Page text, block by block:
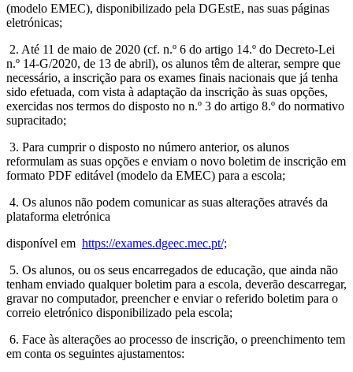
(modelo EMEC), disponibilizado pela DGEstE, nas suas páginas
eletrónicas;
2. Até 11 de maio de 2020 (cf. n.º 6 do artigo 14.º do Decreto-Lei
n.º 14-G/2020, de 13 de abril), os alunos têm de alterar, sempre que
necessário, a inscrição para os exames finais nacionais que já tenha
sido efetuada, com vista à adaptação da inscrição às suas opções,
exercidas nos termos do disposto no n.º 3 do artigo 8.º do normativo
supracitado;
3. Para cumprir o disposto no número anterior, os alunos
reformulam as suas opções e enviam o novo boletim de inscrição em
formato PDF editável (modelo da EMEC) para a escola;
4. Os alunos não podem comunicar as suas alterações através da
plataforma eletrónica
disponível em https://exames.dgeec.mec.pt/;
5. Os alunos, ou os seus encarregados de educação, que ainda não
tenham enviado qualquer boletim para a escola, deverão descarregar,
gravar no computador, preencher e enviar o referido boletim para o
correio eletrónico disponibilizado pela escola;
6. Face às alterações ao processo de inscrição, o preenchimento tem
em conta os seguintes ajustamentos: